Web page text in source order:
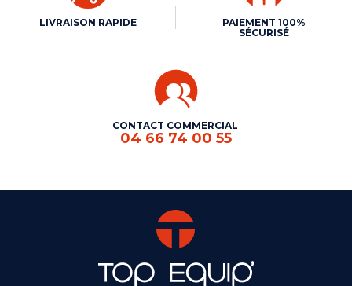
LIVRAISON RAPIDE
PAIEMENT 100%
SÉCURISÉ
CONTACT COMMERCIAL
04 66 74 00 55